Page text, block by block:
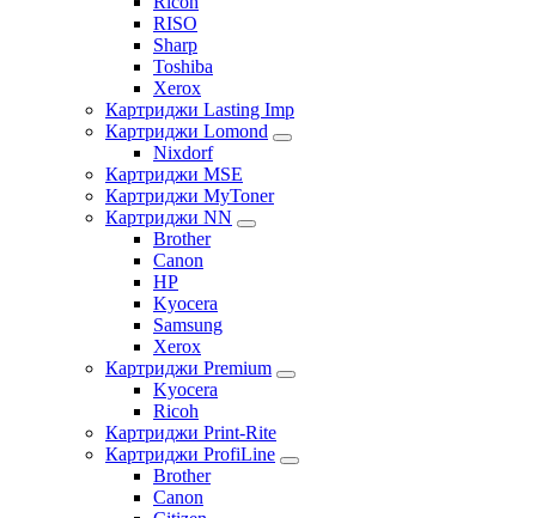
RISO
Sharp
Toshiba
Xerox
Картриджи Lasting Imp
Картриджи Lomond
Nixdorf
Картриджи MSE
Картриджи MyToner
Картриджи NN
Brother
Canon
HP
Kyocera
Samsung
Xerox
Картриджи Premium
Kyocera
Ricoh
Картриджи Print-Rite
Картриджи ProfiLine
Brother
Canon